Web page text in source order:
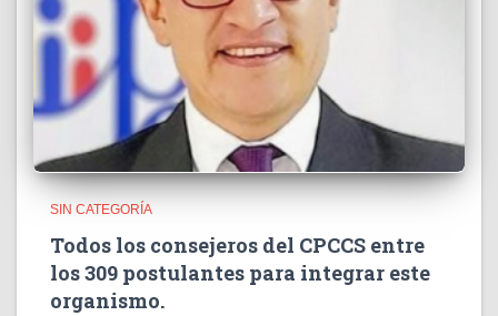
SIN CATEGORÍA
Todos los consejeros del CPCCS entre
los 309 postulantes para integrar este
organismo.